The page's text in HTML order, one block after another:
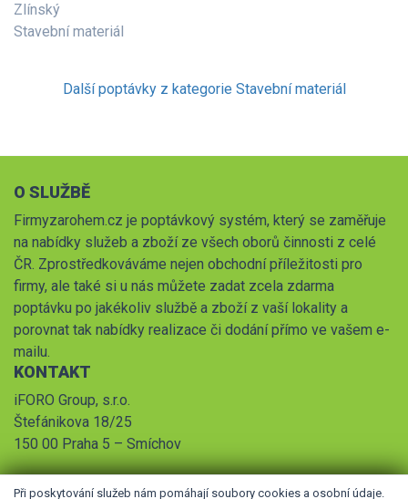
Zlínský
Stavební materiál
Další poptávky z kategorie Stavební materiál
O SLUŽBĚ
Firmyzarohem.cz je poptávkový systém, který se zaměřuje
na nabídky služeb a zboží ze všech oborů činnosti z celé
ČR. Zprostředkováváme nejen obchodní příležitosti pro
firmy, ale také si u nás můžete zadat zcela zdarma
poptávku po jakékoliv službě a zboží z vaší lokality a
porovnat tak nabídky realizace či dodání přímo ve vašem e-
mailu.
KONTAKT
iFORO Group, s.r.o.
Štefánikova 18/25
150 00 Praha 5 – Smíchov
Při poskytování služeb nám pomáhají soubory cookies a osobní údaje.